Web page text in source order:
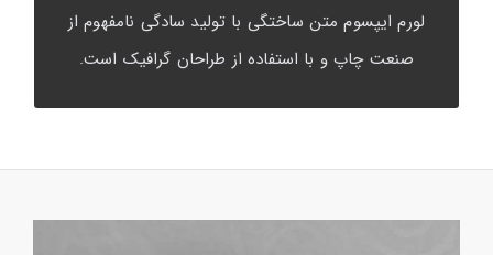
لورم ایپسوم متن ساختگی با تولید سادگی نامفهوم از
صنعت چاپ و با استفاده از طراحان گرافیک است.